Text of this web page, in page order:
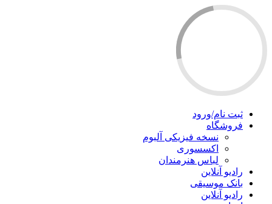
ثبت نام/ورود
فروشگاه
نسخه فیزیکی آلبوم
اکسسوری
لباس هنرمندان
رادیو آنلاین
بانک موسیقی
رادیو آنلاین